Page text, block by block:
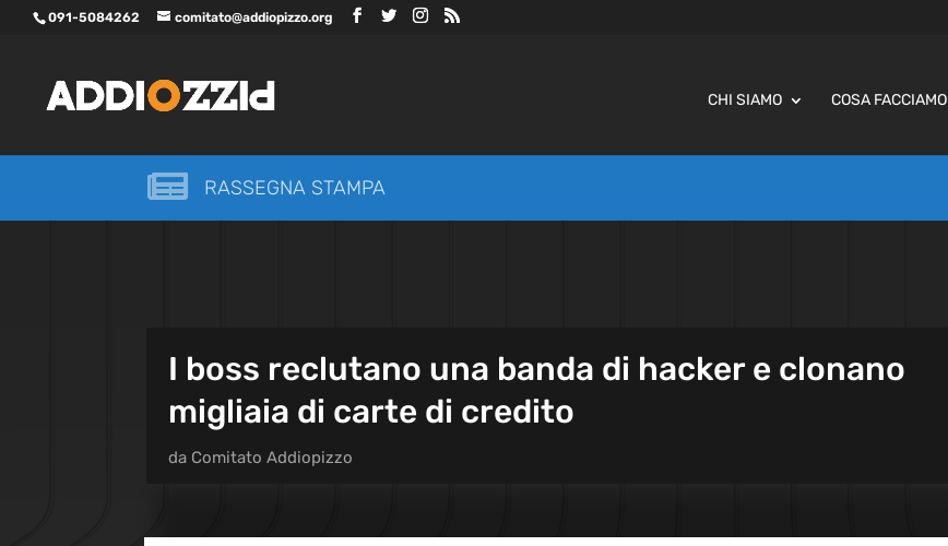
091-5084262 comitato@addiopizzo.org
CHI SIAMO COSA FACCIAMO
 RASSEGNA STAMPA
I boss reclutano una banda di hacker e clonano
migliaia di carte di credito
da Comitato Addiopizzo